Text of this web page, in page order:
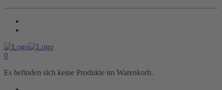
0
Es befinden sich keine Produkte im Warenkorb.